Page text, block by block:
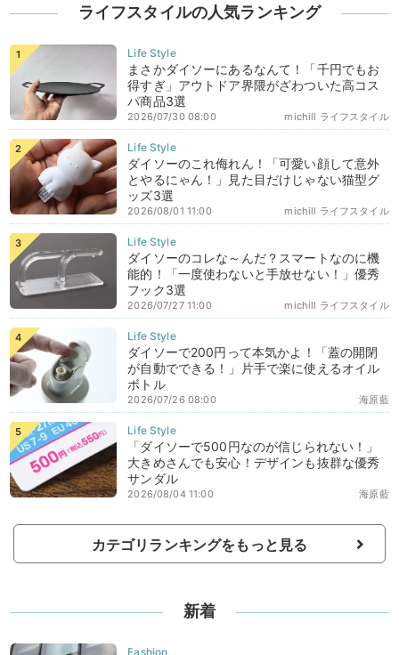
ライフスタイルの人気ランキング
まさかダイソーにあるなんて！「千円でもお
得すぎ」アウトドア界隈がざわついた高コス
パ商品3選
michill ライフスタイル
2026/07/30 08:00
ダイソーのこれ侮れん！「可愛い顔して意外
とやるにゃん！」見た目だけじゃない猫型グ
ッズ3選
michill ライフスタイル
2026/08/01 11:00
ダイソーのコレな～んだ？スマートなのに機
能的！「一度使わないと手放せない！」優秀
フック3選
michill ライフスタイル
2026/07/27 11:00
ダイソーで200円って本気かよ！「蓋の開閉
が自動でできる！」片手で楽に使えるオイル
ボトル
海原藍
2026/07/26 08:00
「ダイソーで500円なのが信じられない！」
大きめさんでも安心！デザインも抜群な優秀
サンダル
海原藍
2026/08/04 11:00
カテゴリランキングをもっと見る
新着